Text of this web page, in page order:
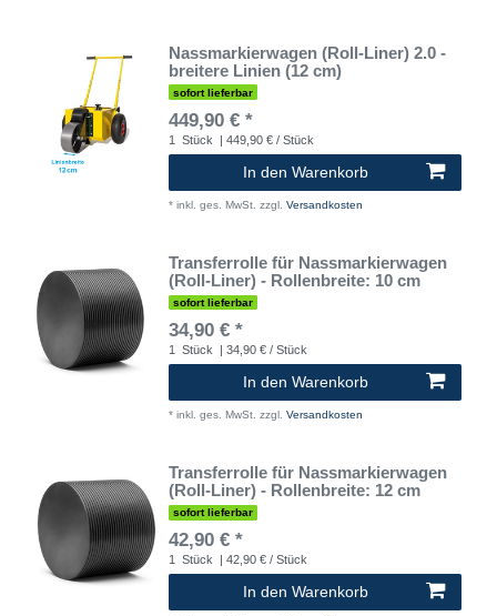
Nassmarkierwagen (Roll-Liner) 2.0 -
breitere Linien (12 cm)
sofort lieferbar
449,90 € *
1 Stück | 449,90 € / Stück
In den Warenkorb
* inkl. ges. MwSt. zzgl. Versandkosten
Transferrolle für Nassmarkierwagen
(Roll-Liner) - Rollenbreite: 10 cm
sofort lieferbar
34,90 € *
1 Stück | 34,90 € / Stück
In den Warenkorb
* inkl. ges. MwSt. zzgl. Versandkosten
Transferrolle für Nassmarkierwagen
(Roll-Liner) - Rollenbreite: 12 cm
sofort lieferbar
42,90 € *
1 Stück | 42,90 € / Stück
In den Warenkorb